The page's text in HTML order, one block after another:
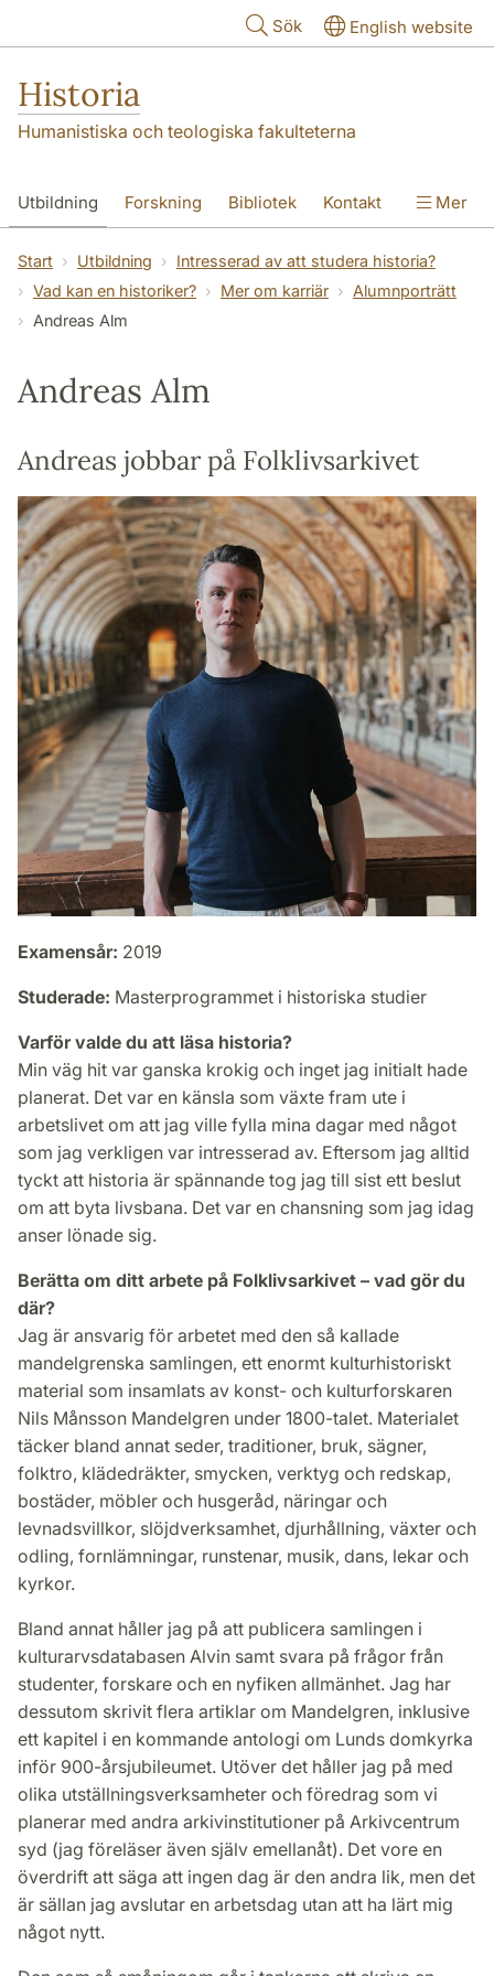
Sök English website
Historia
Humanistiska och teologiska fakulteterna
Utbildning Forskning Bibliotek Kontakt
Om oss
Mer
Start Utbildning
Intresserad av att studera historia?
Vad kan en historiker?
Mer om karriär
Alumnporträtt
Andreas Alm
Andreas Alm
Andreas jobbar på Folklivsarkivet
Examensår: 2019
Studerade: Masterprogrammet i historiska studier
Varför valde du att läsa historia?
Min väg hit var ganska krokig och inget jag initialt hade
planerat. Det var en känsla som växte fram ute i
arbetslivet om att jag ville fylla mina dagar med något
som jag verkligen var intresserad av. Eftersom jag alltid
tyckt att historia är spännande tog jag till sist ett beslut
om att byta livsbana. Det var en chansning som jag idag
anser lönade sig.
Berätta om ditt arbete på Folklivsarkivet – vad gör du
där?
Jag är ansvarig för arbetet med den så kallade
mandelgrenska samlingen, ett enormt kulturhistoriskt
material som insamlats av konst- och kulturforskaren
Nils Månsson Mandelgren under 1800-talet. Materialet
täcker bland annat seder, traditioner, bruk, sägner,
folktro, klädedräkter, smycken, verktyg och redskap,
bostäder, möbler och husgeråd, näringar och
levnadsvillkor, slöjdverksamhet, djurhållning, växter och
odling, fornlämningar, runstenar, musik, dans, lekar och
kyrkor.
Bland annat håller jag på att publicera samlingen i
kulturarvsdatabasen Alvin samt svara på frågor från
studenter, forskare och en nyfiken allmänhet. Jag har
dessutom skrivit flera artiklar om Mandelgren, inklusive
ett kapitel i en kommande antologi om Lunds domkyrka
inför 900-årsjubileumet. Utöver det håller jag på med
olika utställningsverksamheter och föredrag som vi
planerar med andra arkivinstitutioner på Arkivcentrum
syd (jag föreläser även själv emellanåt). Det vore en
överdrift att säga att ingen dag är den andra lik, men det
är sällan jag avslutar en arbetsdag utan att ha lärt mig
något nytt.